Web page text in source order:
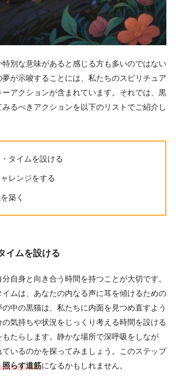
別な意味があると感じる方も多いのではない
が示唆することには、私たちのスピリチュア
アクションが含まれています。それでは、黒
るべきアクションを以下のリストでご紹介し
タイムを設ける
レンジをする
築く
イムを設ける
自身と向き合う時間を持つことが大切です。
ムは、あなたの内なる声に耳を傾けるための
中の黒猫は、私たちに内面を見つめ直すよう
気持ちや状況をじっくり考える時間を設ける
たらします。静かな場所で深呼吸をしなが
いるのかを探ってみましょう。このステップ
照らす道筋になるかもしれません。